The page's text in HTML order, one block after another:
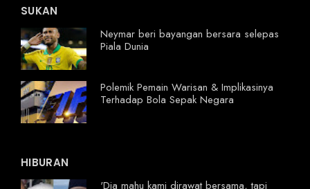
SUKAN
Neymar beri bayangan bersara selepas
Piala Dunia
Polemik Pemain Warisan & Implikasinya
Terhadap Bola Sepak Negara
HIBURAN
'Dia mahu kami dirawat bersama, tapi